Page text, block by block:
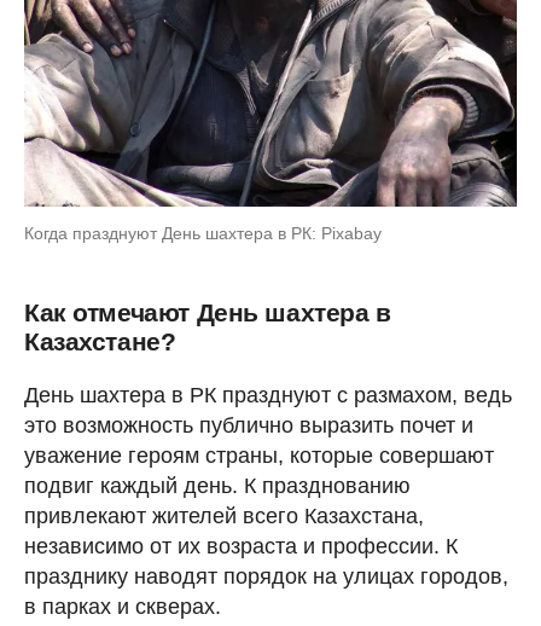
Когда празднуют День шахтера в РК: Pixabay
Как отмечают День шахтера в
Казахстане?
День шахтера в РК празднуют с размахом, ведь
это возможность публично выразить почет и
уважение героям страны, которые совершают
подвиг каждый день. К празднованию
привлекают жителей всего Казахстана,
независимо от их возраста и профессии. К
празднику наводят порядок на улицах городов,
в парках и скверах.